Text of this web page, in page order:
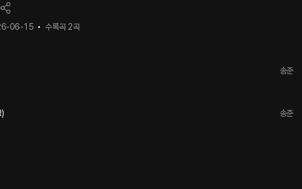
06-15 수록곡 2곡
송준
송준